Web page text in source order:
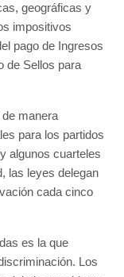
geográficas y
impositivos
pago de Ingresos
de Sellos para
manera
para los partidos
algunos cuarteles
las leyes delegan
cada cinco
es la que
Los